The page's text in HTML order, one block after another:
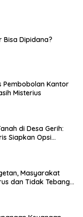
Bisa Dipidana?
Pembobolan Kantor
Misterius
di Desa Gerih:
Siapkan Opsi
Masyarakat
dan Tidak Tebang